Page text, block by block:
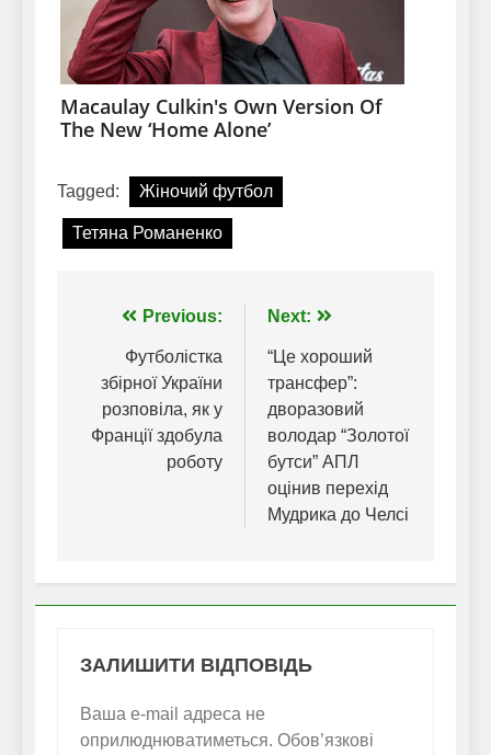
Tagged: Жіночий футбол
Тетяна Романенко
Навігація
записів
Previous:
Футболістка
збірної України
розповіла, як у
Франції здобула
роботу
Next:
“Це хороший
трансфер”:
дворазовий
володар “Золотої
бутси” АПЛ
оцінив перехід
Мудрика до Челсі
ЗАЛИШИТИ ВІДПОВІДЬ
Ваша e-mail адреса не
оприлюднюватиметься. Обов’язкові